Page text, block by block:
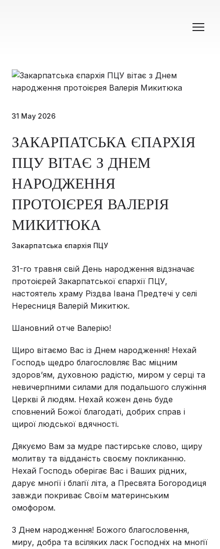
31 May 2026
ЗАКАРПАТСЬКА ЄПАРХІЯ
ПЦУ ВІТАЄ З ДНЕМ
НАРОДЖЕННЯ
ПРОТОІЄРЕЯ ВАЛЕРІЯ
МИКИТЮКА
Закарпатська єпархія ПЦУ
31-го травня свій День народження відзначає
протоієрей Закарпатської єпархії ПЦУ,
настоятель храму Різдва Івана Предтечі у селі
Нересниця Валерій Микитюк.
Шановний отче Валерію!
Щиро вітаємо Вас із Днем народження! Нехай
Господь щедро благословляє Вас міцним
здоров’ям, духовною радістю, миром у серці та
невичерпними силами для подальшого служіння
Церкві й людям. Нехай кожен день буде
сповнений Божої благодаті, добрих справ і
щирої людської вдячності.
Дякуємо Вам за мудре пастирське слово, щиру
молитву та відданість своєму покликанню.
Нехай Господь оберігає Вас і Ваших рідних,
дарує многії і благії літа, а Пресвята Богородиця
завжди покриває Своїм материнським
омофором.
З Днем народження! Божого благословення,
миру, добра та всіляких ласк Господніх на многії